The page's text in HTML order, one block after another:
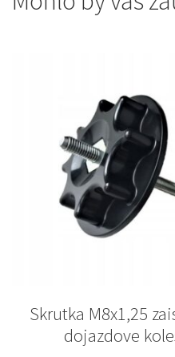
Skrutka M8x1,25
dojazdove